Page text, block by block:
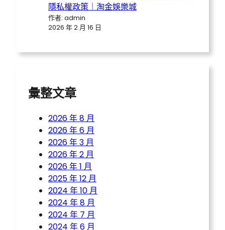
隱私權政策｜淘金娛樂城
作者: admin
2026 年 2 月 16 日
彙整文章
2026 年 8 月
2026 年 6 月
2026 年 3 月
2026 年 2 月
2026 年 1 月
2025 年 12 月
2024 年 10 月
2024 年 8 月
2024 年 7 月
2024 年 6 月